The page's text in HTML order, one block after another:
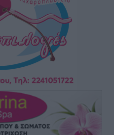
last minute σε Ελλάδα
αυτοκίνητο,